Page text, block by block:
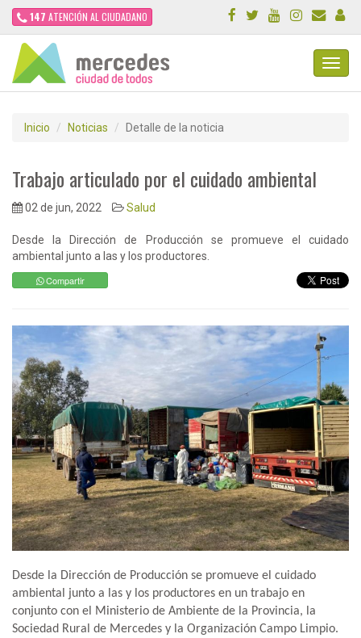
147 ATENCIÓN AL CIUDADANO
Inicio Noticias Detalle de la noticia
Trabajo articulado por el cuidado ambiental
02 de jun, 2022 Salud
Desde la Dirección de Producción se promueve el cuidado
ambiental junto a las y los productores.
Compartir
Desde la Dirección de Producción se promueve el cuidado
ambiental junto a las y los productores en un trabajo en
conjunto con el Ministerio de Ambiente de la Provincia, la
Sociedad Rural de Mercedes y la Organización Campo Limpio.